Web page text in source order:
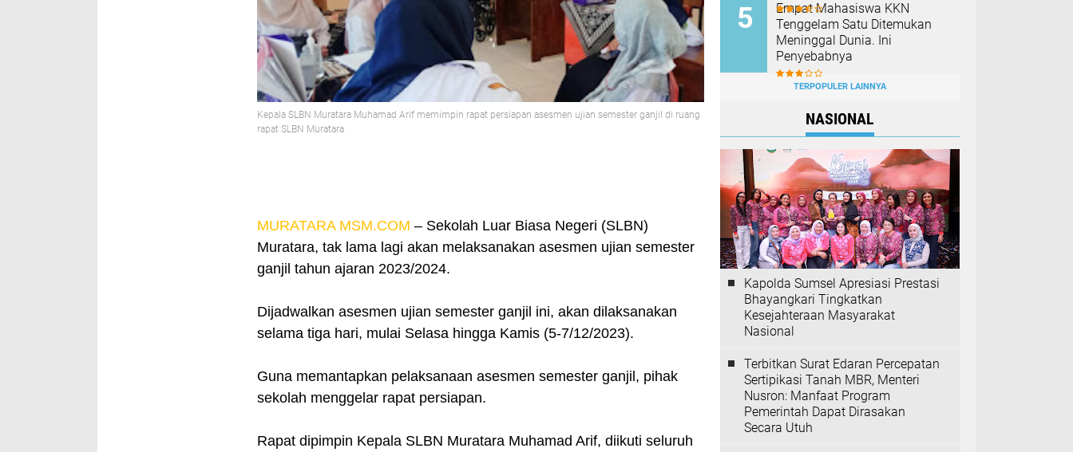
Kepala SLBN Muratara Muhamad Arif memimpin rapat persiapan asesmen ujian semester ganjil di ruang
rapat SLBN Muratara
MURATARA MSM.COM – Sekolah Luar Biasa Negeri (SLBN)
Muratara, tak lama lagi akan melaksanakan asesmen ujian semester
ganjil tahun ajaran 2023/2024.
Dijadwalkan asesmen ujian semester ganjil ini, akan dilaksanakan
selama tiga hari, mulai Selasa hingga Kamis (5-7/12/2023).
Guna memantapkan pelaksanaan asesmen semester ganjil, pihak
sekolah menggelar rapat persiapan.
Rapat dipimpin Kepala SLBN Muratara Muhamad Arif, diikuti seluruh
Empat Mahasiswa KKN
Tenggelam Satu Ditemukan
Meninggal Dunia. Ini
Penyebabnya
TERPOPULER LAINNYA
NASIONAL
Kapolda Sumsel Apresiasi Prestasi
Bhayangkari Tingkatkan
Kesejahteraan Masyarakat
Nasional
Terbitkan Surat Edaran Percepatan
Sertipikasi Tanah MBR, Menteri
Nusron: Manfaat Program
Pemerintah Dapat Dirasakan
Secara Utuh